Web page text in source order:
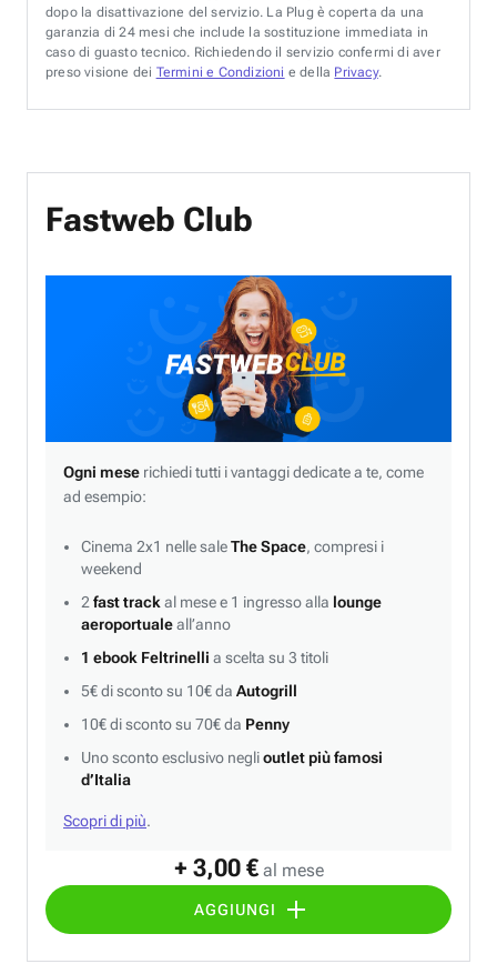
dopo la disattivazione del servizio. La Plug è coperta da una
garanzia di 24 mesi che include la sostituzione immediata in
caso di guasto tecnico. Richiedendo il servizio confermi di aver
preso visione dei Termini e Condizioni e della Privacy.
Fastweb Club
+ 3,00 € al mese
AGGIUNGI
Ogni mese richiedi tutti i vantaggi dedicate a te, come
ad esempio:
Cinema 2x1 nelle saleThe Space, compresi i
weekend
2 fast track al mese e 1 ingresso alla lounge
aeroportualeall’anno
1 ebook Feltrinelli a scelta su 3 titoli
5€ di sconto su 10€ da Autogrill
10€ di sconto su 70€ da Penny
Uno sconto esclusivo neglioutlet più famosi
d’Italia
Scopri di più.